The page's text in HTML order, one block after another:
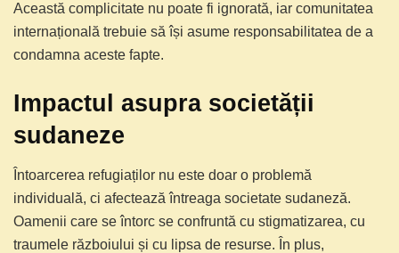
Această complicitate nu poate fi ignorată, iar comunitatea
internațională trebuie să își asume responsabilitatea de a
condamna aceste fapte.
Impactul asupra societății
sudaneze
Întoarcerea refugiaților nu este doar o problemă
individuală, ci afectează întreaga societate sudaneză.
Oamenii care se întorc se confruntă cu stigmatizarea, cu
traumele războiului și cu lipsa de resurse. În plus,